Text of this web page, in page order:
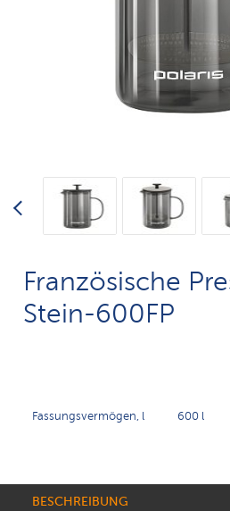
Französische
Stein-600FP
Fassungsvermögen, l 600 l
BESCHREIBUNG